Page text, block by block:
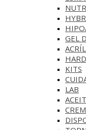
GEL
KITS
LAB